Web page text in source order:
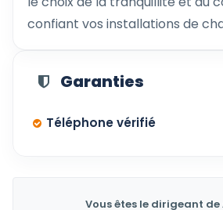
confiant vos installations de
Garanties
Téléphone vérifié
Vous êtes le dirigeant de